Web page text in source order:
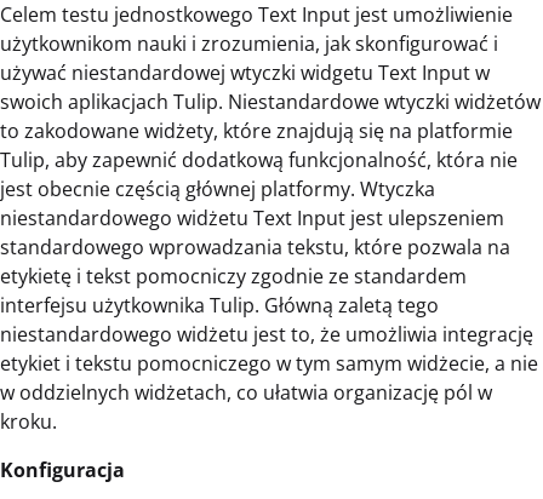
Celem testu jednostkowego Text Input jest umożliwienie
użytkownikom nauki i zrozumienia, jak skonfigurować i
używać niestandardowej wtyczki widgetu Text Input w
swoich aplikacjach Tulip. Niestandardowe wtyczki widżetów
to zakodowane widżety, które znajdują się na platformie
Tulip, aby zapewnić dodatkową funkcjonalność, która nie
jest obecnie częścią głównej platformy. Wtyczka
niestandardowego widżetu Text Input jest ulepszeniem
standardowego wprowadzania tekstu, które pozwala na
etykietę i tekst pomocniczy zgodnie ze standardem
interfejsu użytkownika Tulip. Główną zaletą tego
niestandardowego widżetu jest to, że umożliwia integrację
etykiet i tekstu pomocniczego w tym samym widżecie, a nie
w oddzielnych widżetach, co ułatwia organizację pól w
kroku.
Konfiguracja